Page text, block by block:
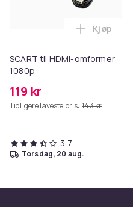
SCART til HDMI-omformer
1080p
119 kr
Tidligere laveste pris: 143 kr
Legg
Kjøp
3,7
torsdag, 20 aug.